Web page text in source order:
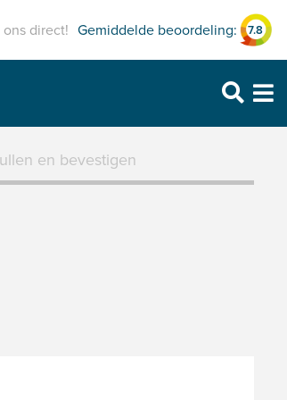
Inclusief pechhulp
ons direct!
0299 – 469 999
Gemiddelde beoordeling: 7.8
en bevestigen